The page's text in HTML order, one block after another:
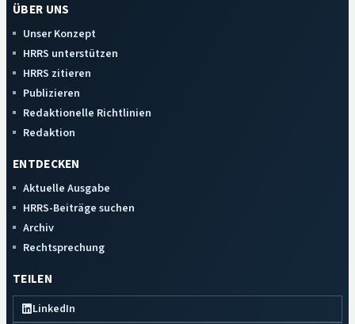
ÜBER UNS
Unser Konzept
HRRS unterstützen
HRRS zitieren
Publizieren
Redaktionelle Richtlinien
Redaktion
ENTDECKEN
Aktuelle Ausgabe
HRRS-Beiträge suchen
Archiv
Rechtsprechung
TEILEN
LinkedIn